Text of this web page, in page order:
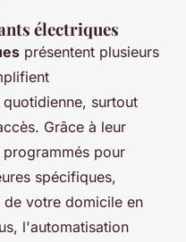
électriques
présentent plusieurs
surtout
Grâce à leur
pour
spécifiques,
votre domicile en
l'automatisation